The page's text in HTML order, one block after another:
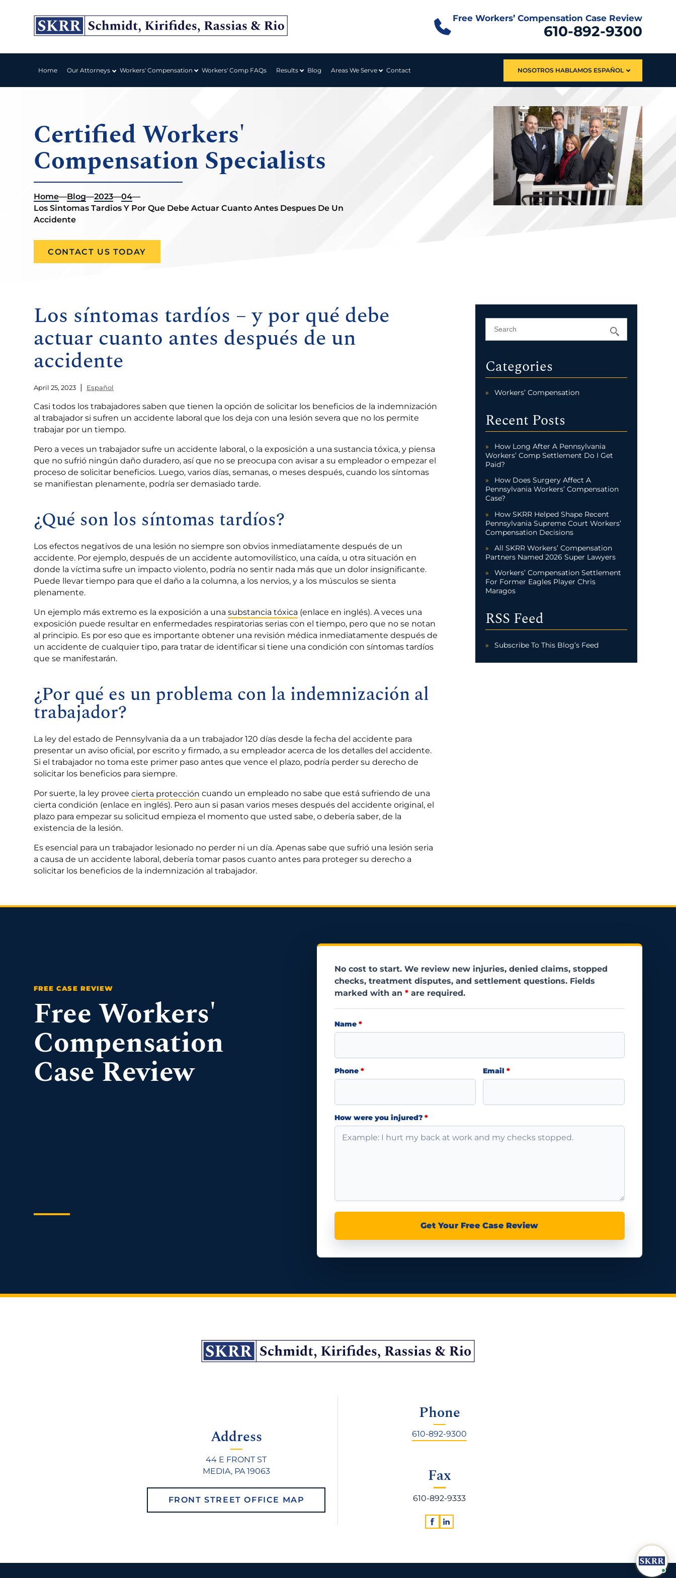
Free Workers’ Compensation Case Review
610-892-9300
Home Our Attorneys Workers' Compensation Workers' Comp FAQs Results Blog Areas We Serve Contact NOSOTROS HABLAMOS ESPAÑOL
Certified Workers'
Compensation Specialists
Home—Blog—2023—04—
Los Sintomas Tardios Y Por Que Debe Actuar Cuanto Antes Despues De Un
Accidente
CONTACT US TODAY
Los síntomas tardíos – y por qué debe
actuar cuanto antes después de un
accidente
April 25, 2023 | Español
Casi todos los trabajadores saben que tienen la opción de solicitar los beneficios de la indemnización
al trabajador si sufren un accidente laboral que los deja con una lesión severa que no los permite
trabajar por un tiempo.
Pero a veces un trabajador sufre un accidente laboral, o la exposición a una sustancia tóxica, y piensa
que no sufrió ningún daño duradero, así que no se preocupa con avisar a su empleador o empezar el
proceso de solicitar beneficios. Luego, varios días, semanas, o meses después, cuando los síntomas
se manifiestan plenamente, podría ser demasiado tarde.
¿Qué son los síntomas tardíos?
Los efectos negativos de una lesión no siempre son obvios inmediatamente después de un
accidente. Por ejemplo, después de un accidente automovilístico, una caída, u otra situación en
donde la víctima sufre un impacto violento, podría no sentir nada más que un dolor insignificante.
Puede llevar tiempo para que el daño a la columna, a los nervios, y a los músculos se sienta
plenamente.
Un ejemplo más extremo es la exposición a unasubstancia tóxica (enlace en inglés). A veces una
exposición puede resultar en enfermedades respiratorias serias con el tiempo, pero que no se notan
al principio. Es por eso que es importante obtener una revisión médica inmediatamente después de
un accidente de cualquier tipo, para tratar de identificar si tiene una condición con síntomas tardíos
que se manifestarán.
¿Por qué es un problema con la indemnización al
trabajador?
La ley del estado de Pennsylvania da a un trabajador 120 días desde la fecha del accidente para
presentar un aviso oficial, por escrito y firmado, a su empleador acerca de los detalles del accidente.
Si el trabajador no toma este primer paso antes que vence el plazo, podría perder su derecho de
solicitar los beneficios para siempre.
Por suerte, la ley proveecierta protección cuando un empleado no sabe que está sufriendo de una
cierta condición (enlace en inglés). Pero aun si pasan varios meses después del accidente original, el
plazo para empezar su solicitud empieza el momento que usted sabe, o debería saber, de la
existencia de la lesión.
Es esencial para un trabajador lesionado no perder ni un día. Apenas sabe que sufrió una lesión seria
a causa de un accidente laboral, debería tomar pasos cuanto antes para proteger su derecho a
solicitar los beneficios de la indemnización al trabajador.
Categories
Workers’ Compensation
Recent Posts
How Long After A Pennsylvania
Workers’ Comp Settlement Do I Get
Paid?
How Does Surgery Affect A
Pennsylvania Workers’ Compensation
Case?
How SKRR Helped Shape Recent
Pennsylvania Supreme Court Workers’
Compensation Decisions
All SKRR Workers’ Compensation
Partners Named 2026 Super Lawyers
Workers’ Compensation Settlement
For Former Eagles Player Chris
Maragos
RSS Feed
Subscribe To This Blog’s Feed
Free Workers'
Compensation
Case Review
No cost to start. We review new injuries, denied claims, stopped
checks, treatment disputes, and settlement questions. Fields
marked with an *are required.
Name *
Phone * Email *
How were you injured? *
Get Your Free Case Review
Address
44 E FRONT ST
MEDIA, PA 19063
FRONT STREET OFFICE MAP
Phone
610-892-9300
Fax
610-892-9333